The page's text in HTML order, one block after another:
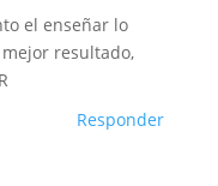
el enseñar lo
resultado,
Responder